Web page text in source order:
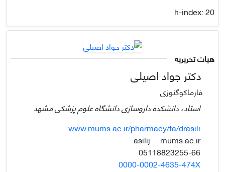
h-index:20
هیات تحریریه
دکتر جواد اصیلی
فارماکوگنوزی
استاد، دانشکده داروسازی دانشگاه علوم پزشکی مشهد
www.mums.ac.ir/pharmacy/fa/drasili
asilij
mums.ac.ir
0000-0002-4635-474X